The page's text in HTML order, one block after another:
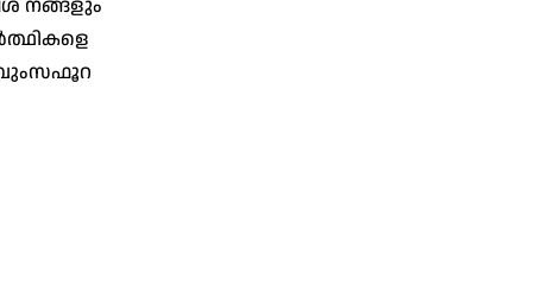
നങ്ങളും